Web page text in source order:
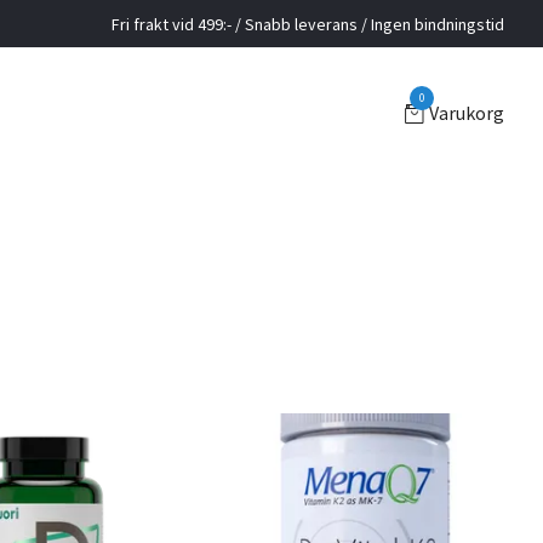
Fri frakt vid 499:- / Snabb leverans / Ingen bindningstid
0
Varukorg